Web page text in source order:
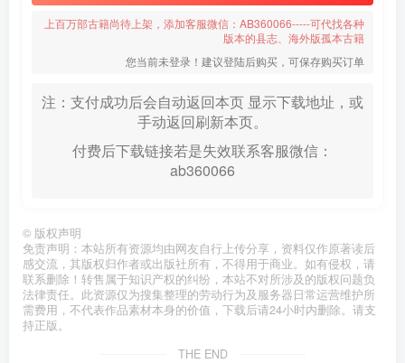
上百万部古籍尚待上架，添加客服微信：AB360066-----可代找各种
版本的县志、海外版孤本古籍
您当前未登录！建议登陆后购买，可保存购买订单
注：支付成功后会自动返回本页 显示下载地址，或
手动返回刷新本页。
付费后下载链接若是失效联系客服微信：
ab360066
© 版权声明
免责声明：本站所有资源均由网友自行上传分享，资料仅作原著读后
感交流，其版权归作者或出版社所有，不得用于商业。如有侵权，请
联系删除！转售属于知识产权的纠纷，本站不对所涉及的版权问题负
法律责任。此资源仅为搜集整理的劳动行为及服务器日常运营维护所
需费用，不代表作品素材本身的价值，下载后请24小时内删除。请支
持正版。
THE END